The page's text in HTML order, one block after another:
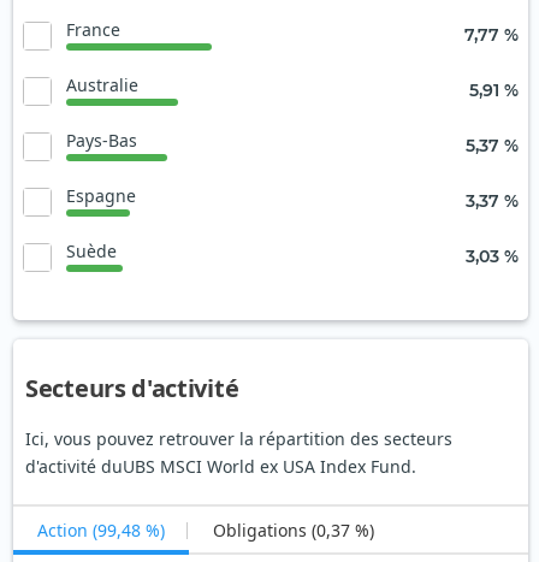
France 7,77 %
Australie 5,91 %
Pays-Bas 5,37 %
Espagne 3,37 %
Suède 3,03 %
Secteurs d'activité
Ici, vous pouvez retrouver la répartition des secteurs
d'activité duUBS MSCI World ex USA Index Fund.
Action (99,48 %) Obligations (0,37 %)